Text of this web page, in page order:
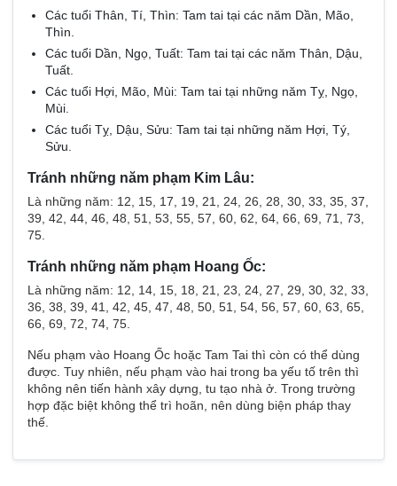
Các tuổi Thân, Tí, Thìn: Tam tai tại các năm Dần, Mão,
Thìn.
Các tuổi Dần, Ngọ, Tuất: Tam tai tại các năm Thân, Dậu,
Tuất.
Các tuổi Hợi, Mão, Mùi: Tam tai tại những năm Tỵ, Ngọ,
Mùi.
Các tuổi Tỵ, Dậu, Sửu: Tam tai tại những năm Hợi, Tý,
Sửu.
Tránh những năm phạm Kim Lâu:
Là những năm: 12, 15, 17, 19, 21, 24, 26, 28, 30, 33, 35, 37,
39, 42, 44, 46, 48, 51, 53, 55, 57, 60, 62, 64, 66, 69, 71, 73,
75.
Tránh những năm phạm Hoang Ốc:
Là những năm: 12, 14, 15, 18, 21, 23, 24, 27, 29, 30, 32, 33,
36, 38, 39, 41, 42, 45, 47, 48, 50, 51, 54, 56, 57, 60, 63, 65,
66, 69, 72, 74, 75.
Nếu phạm vào Hoang Ốc hoặc Tam Tai thì còn có thể dùng
được. Tuy nhiên, nếu phạm vào hai trong ba yếu tố trên thì
không nên tiến hành xây dựng, tu tạo nhà ở. Trong trường
hợp đặc biệt không thể trì hoãn, nên dùng biện pháp thay
thế.